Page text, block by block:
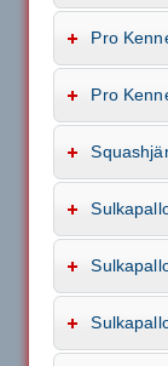
Pro
Pro